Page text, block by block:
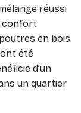
réussi
confort
en bois
été
d’un
un quartier